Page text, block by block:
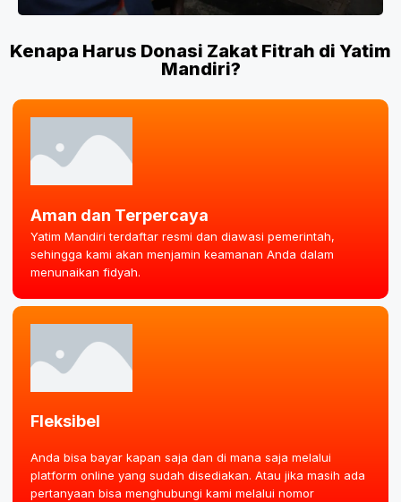
Kenapa Harus Donasi Zakat Fitrah di Yatim
Mandiri?
Aman dan Terpercaya
Yatim Mandiri terdaftar resmi dan diawasi pemerintah,
sehingga kami akan menjamin keamanan Anda dalam
menunaikan fidyah.
Fleksibel
Anda bisa bayar kapan saja dan di mana saja melalui
platform online yang sudah disediakan. Atau jika masih ada
pertanyaan bisa menghubungi kami melalui nomor